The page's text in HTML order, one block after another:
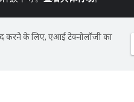
करने के लिए, एआई टेक्नोलॉजी का